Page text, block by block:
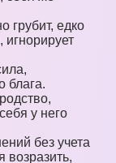
грубит, едко
игнорирует
блага.
у него
без учета
возразить,